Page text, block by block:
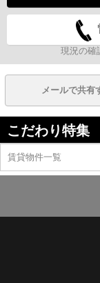
現況の確
メールで共有
こだわり特集
賃貸物件一覧